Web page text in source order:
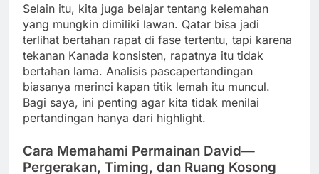
Selain itu, kita juga belajar tentang kelemahan
yang mungkin dimiliki lawan. Qatar bisa jadi
terlihat bertahan rapat di fase tertentu, tapi karena
tekanan Kanada konsisten, rapatnya itu tidak
bertahan lama. Analisis pascapertandingan
biasanya merinci kapan titik lemah itu muncul.
Bagi saya, ini penting agar kita tidak menilai
pertandingan hanya dari highlight.
Cara Memahami Permainan David—
Pergerakan, Timing, dan Ruang Kosong